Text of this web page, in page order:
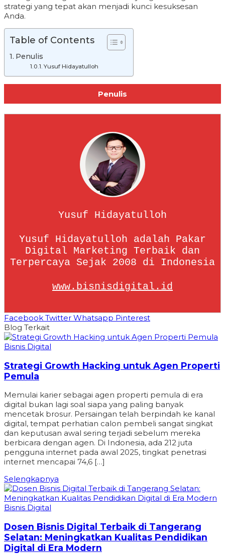
strategi yang tepat akan menjadi kunci kesuksesan
Anda.
Table of Contents
Penulis
Yusuf Hidayatulloh
Penulis
Yusuf Hidayatulloh
Yusuf Hidayatulloh adalah Pakar
Digital Marketing Terbaik dan
Terpercaya Sejak 2008 di Indonesia
www.bisnisdigital.id
Facebook Twitter Whatsapp Pinterest
Blog Terkait
Bisnis Digital
Strategi Growth Hacking untuk Agen Properti
Pemula
Memulai karier sebagai agen properti pemula di era
digital bukan lagi soal siapa yang paling banyak
mencetak brosur. Persaingan telah berpindah ke kanal
digital, tempat perhatian calon pembeli sangat singkat
dan keputusan awal sering terjadi sebelum mereka
berbicara dengan agen. Di Indonesia, ada 212 juta
pengguna internet pada awal 2025, tingkat penetrasi
internet mencapai 74,6 […]
Selengkapnya
Bisnis Digital
Dosen Bisnis Digital Terbaik di Tangerang
Selatan: Meningkatkan Kualitas Pendidikan
Digital di Era Modern